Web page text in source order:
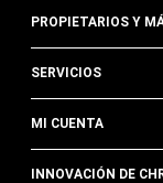
PROPIETARIOS Y
SERVICIOS
MI CUENTA
INNOVACIÓN DE